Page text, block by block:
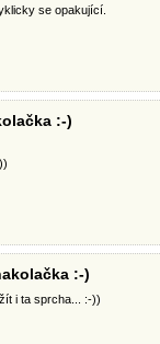
se opakující.
:-)
:-)
i ta sprcha... :-))